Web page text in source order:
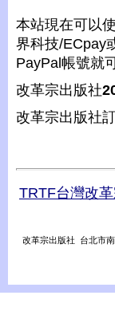
本站現在可以
界科技/ECpay
PayPal帳號就
改革宗出版社
改革宗出版社
TRTF台灣改
改革宗出版社 台北市